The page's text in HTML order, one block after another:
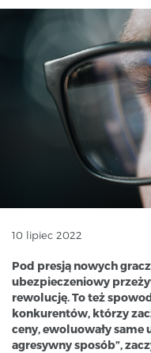
10 lipiec 2022
Pod presją nowych
ubezpieczeniowy
rewolucję. To też
konkurentów, którzy
ceny, ewoluowały same
agresywny sposób”,